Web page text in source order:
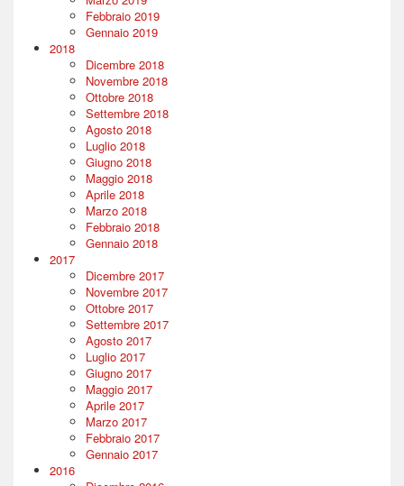
Febbraio 2019
Gennaio 2019
2018
Dicembre 2018
Novembre 2018
Ottobre 2018
Settembre 2018
Agosto 2018
Luglio 2018
Giugno 2018
Maggio 2018
Aprile 2018
Marzo 2018
Febbraio 2018
Gennaio 2018
2017
Dicembre 2017
Novembre 2017
Ottobre 2017
Settembre 2017
Agosto 2017
Luglio 2017
Giugno 2017
Maggio 2017
Aprile 2017
Marzo 2017
Febbraio 2017
Gennaio 2017
2016